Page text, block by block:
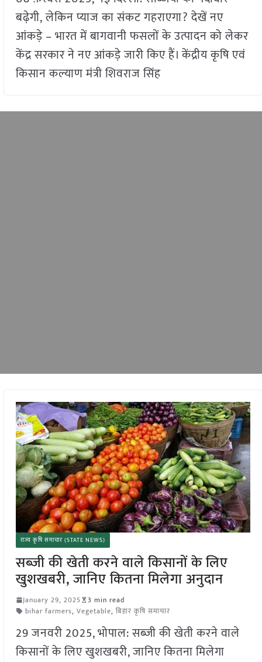
बढ़ेगी, लेकिन प्याज का संकट गहराएगा? देखें नए
आंकड़े – भारत में बागवानी फसलों के उत्पादन को लेकर
केंद्र सरकार ने नए आंकड़े जारी किए हैं। केंद्रीय कृषि एवं
किसान कल्याण मंत्री शिवराज सिंह
राज्य कृषि समाचार (STATE NEWS)
सब्जी की खेती करने वाले किसानों के लिए
खुशखबरी, जानिए कितना मिलेगा अनुदान
January 29, 2025
3 min read
bihar farmers, Vegetable, बिहार कृषि समाचार
29 जनवरी 2025, भोपाल: सब्जी की खेती करने वाले
किसानों के लिए खुशखबरी, जानिए कितना मिलेगा